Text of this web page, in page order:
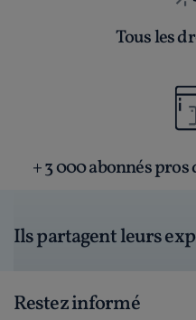
Tous les
+ 3 000 abonnés
Ils partagent leurs
Restez informé